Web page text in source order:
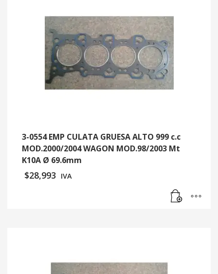
3-0554 EMP CULATA GRUESA ALTO 999 c.c
MOD.2000/2004 WAGON MOD.98/2003 Mt
K10A Ø 69.6mm
$28,993 IVA